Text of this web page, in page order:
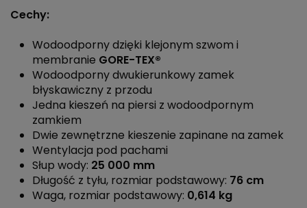
Cechy:
Wodoodporny dzięki klejonym szwom i
membranie GORE-TEX®
Wodoodporny dwukierunkowy zamek
błyskawiczny z przodu
Jedna kieszeń na piersi z wodoodpornym
zamkiem
Dwie zewnętrzne kieszenie zapinane na zamek
Wentylacja pod pachami
Słup wody: 25 000 mm
Długość z tyłu, rozmiar podstawowy: 76 cm
Waga, rozmiar podstawowy: 0,614 kg